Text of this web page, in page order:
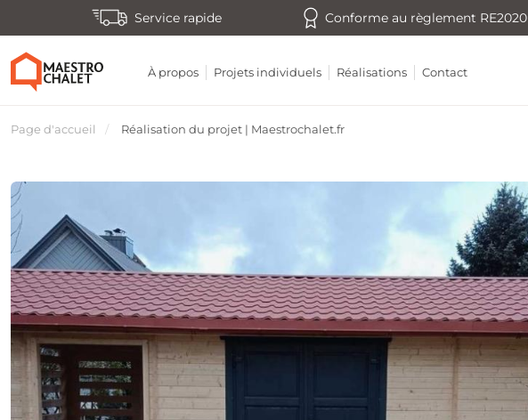
Service rapide Conforme au règlement RE2020
À propos Projets individuels Réalisations Contact
Page d'accueil Réalisation du projet | Maestrochalet.fr